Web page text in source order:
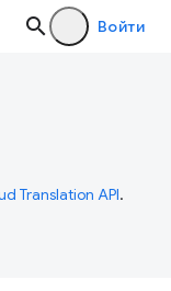
Войти
Translation API.